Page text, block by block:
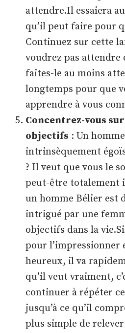
attendre.Il essaiera
qu’il peut faire pour
Continuez sur cette
voudrez pas
faites-le au moins
longtemps pour que
apprendre à vous
Concentrez-vous
objectifs : Un
intrinsèquement
? Il veut que vous le
peut-être totalement
un homme Bélier est
intrigué par une
objectifs dans la
pour l’impressionner
heureux, il va
qu’il veut vraiment,
continuer à répéter
jusqu’à ce qu’il
plus simple de